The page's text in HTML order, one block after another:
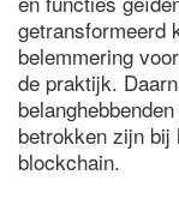
getransformeerd
belemmering
de praktijk.
betrokken zijn bij
blockchain.